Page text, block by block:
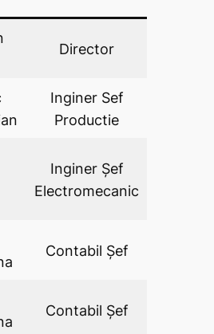
Director
Inginer Sef
Productie
Inginer Şef
Electromecanic
Contabil Șef
Contabil Șef